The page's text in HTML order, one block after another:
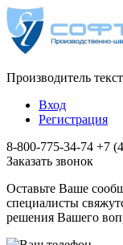
Производитель
Вход
Регистрация
8-800-775-34-74 +7
Заказать звонок
Оставьте Ваше
специалисты
решения Вашего